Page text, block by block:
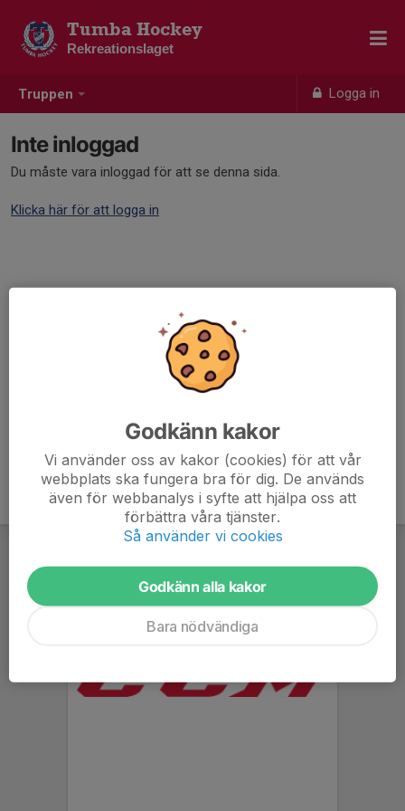
Truppen Logga in
Tumba Hockey
Rekreationslaget
Inte inloggad
Du måste vara inloggad för att se denna sida.
Klicka här för att logga in
Godkänn kakor
Vi använder oss av kakor (cookies) för att vår
webbplats ska fungera bra för dig. De används
även för webbanalys i syfte att hjälpa oss att
förbättra våra tjänster.
Så använder vi cookies
Godkänn alla kakor
Bara nödvändiga